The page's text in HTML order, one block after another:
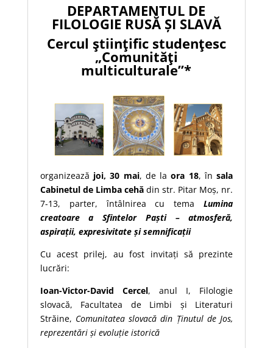
DEPARTAMENTUL DE
FILOLOGIE RUSĂ ȘI SLAVĂ
Cercul ştiinţific studenţesc
„Comunităţi
multiculturale”*
organizează joi, 30 mai, de laora 18, însala
Cabinetul de Limba cehădin str. Pitar Moș, nr.
7-13, parter, întâlnirea cu temaLumina
creatoare a Sfintelor Paști – atmosferă,
aspirații, expresivitate și semnificații
Cu acest prilej, au fost invitați să prezinte
lucrări:
Ioan-Victor-David Cercel, anul I, Filologie
slovacă, Facultatea de Limbi și Literaturi
Străine, Comunitatea slovacă din Ținutul de Jos,
reprezentări și evoluție istorică